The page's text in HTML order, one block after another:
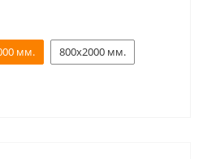
мм. 800x2000 мм.